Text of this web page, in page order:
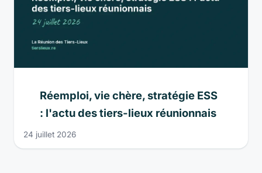
Réemploi, vie chère, stratégie ESS
: l'actu des tiers-lieux réunionnais
24 juillet 2026